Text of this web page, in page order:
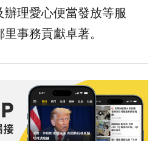
理愛心便當發放等服
事務貢獻卓著。